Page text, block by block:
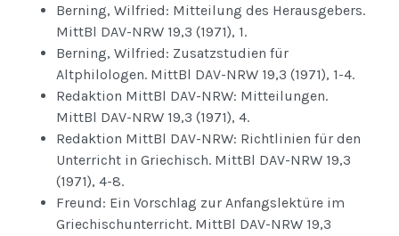
Berning, Wilfried: Mitteilung des Herausgebers.
MittBl DAV-NRW 19,3 (1971), 1.
Berning, Wilfried: Zusatzstudien für
Altphilologen. MittBl DAV-NRW 19,3 (1971), 1-4.
Redaktion MittBl DAV-NRW: Mitteilungen.
MittBl DAV-NRW 19,3 (1971), 4.
Redaktion MittBl DAV-NRW: Richtlinien für den
Unterricht in Griechisch. MittBl DAV-NRW 19,3
(1971), 4-8.
Freund: Ein Vorschlag zur Anfangslektüre im
Griechischunterricht. MittBl DAV-NRW 19,3